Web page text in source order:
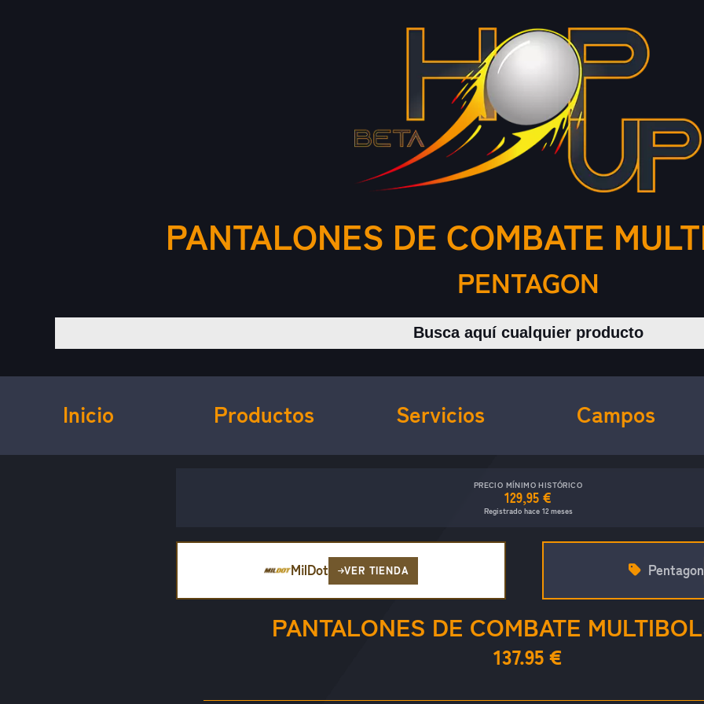
PANTALONES DE COMBATE
PENTAGON
Buscar productos
Inicio Productos Servicios Campos
PRECIO MÍNIMO HISTÓRICO
129,95 €
Registrado hace 12 meses
MilDot VER TIENDA
PANTALONES DE COMBATE
137.95 €
Pentagon